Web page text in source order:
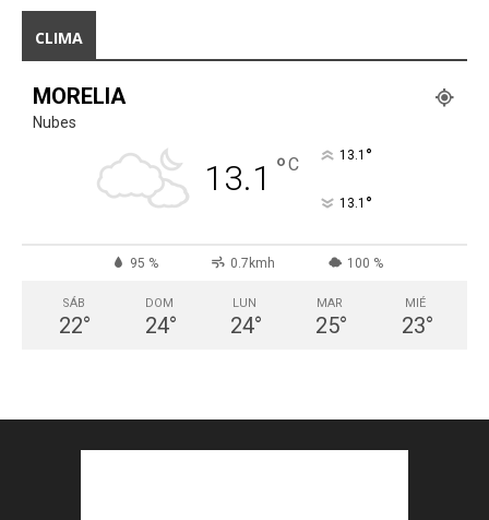
CLIMA
MORELIA
Nubes
13.1 °C 13.1 °
13.1 °
95 % 0.7kmh 100 %
SÁB
22°
DOM
24°
LUN
24°
MAR
25°
MIÉ
23°